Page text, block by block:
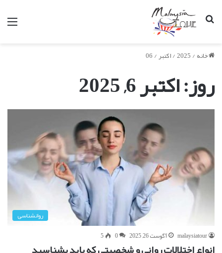
جستجو
خانه/
2025
/اکتبر/
06
روز:اکتبر 6, 2025
روانشناسی
malaysiatour
آگوست 26, 2025 0
5